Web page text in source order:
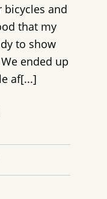
and
that my
to show
ended up
af[...]